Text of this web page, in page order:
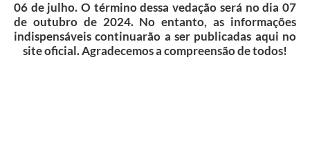
06 de julho. O término dessa vedação será no dia 07
de outubro de 2024. No entanto, as informações
indispensáveis continuarão a ser publicadas aqui no
site oficial. Agradecemos a compreensão de todos!